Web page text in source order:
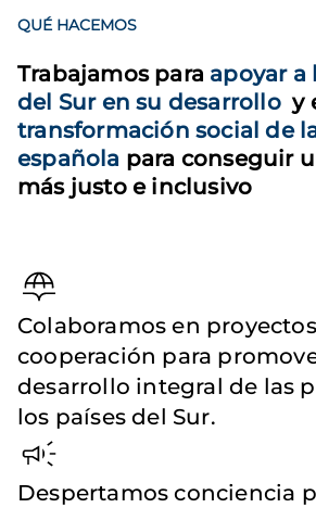
QUÉ HACEMOS
Trabajamos para apoyar a
del Sur en su desarrollo y
transformación social de
española para conseguir
más justo e inclusivo
Colaboramos en
cooperación para
desarrollo integral de las
los países del Sur.
Despertamos conciencia